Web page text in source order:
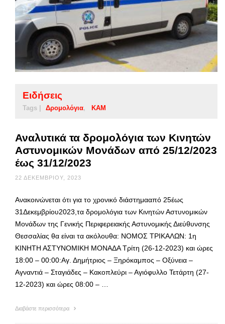
Ειδήσεις
Tags | Δρομολόγια ΚΑΜ
Αναλυτικά τα δρομολόγια των Κινητών
Αστυνομικών Μονάδων από 25/12/2023
έως 31/12/2023
22 ΔΕΚΕΜΒΡΊΟΥ, 2023
Ανακοινώνεται ότι για το χρονικό διάστημααπό 25έως
31Δεκεμβρίου2023,τα δρομολόγια των Κινητών Αστυνομικών
Μονάδων της Γενικής Περιφερειακής Αστυνομικής Διεύθυνσης
Θεσσαλίας θα είναι τα ακόλουθα: ΝΟΜΟΣ ΤΡΙΚΑΛΩΝ: 1η
ΚΙΝΗΤΗ ΑΣΤΥΝΟΜΙΚΗ ΜΟΝΑΔΑ Τρίτη (26-12-2023) και ώρες
18:00 – 00:00:Αγ. Δημήτριος – Ξηρόκαμπος – Οξύνεια –
Αγναντιά – Σταγιάδες – Κακοπλεύρι – Αγιόφυλλο Τετάρτη (27-
12-2023) και ώρες 08:00 – …
Διαβάστε περισσότερα